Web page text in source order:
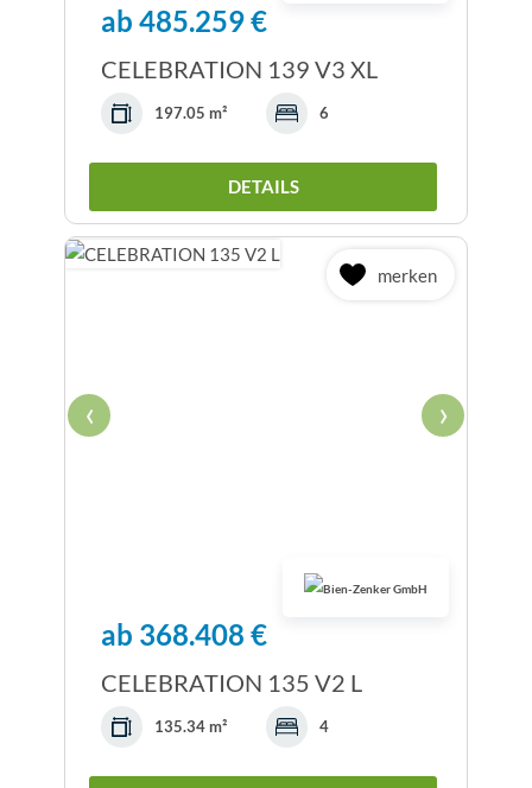
ab 485.259 €
CELEBRATION 139 V3 XL
197.05 m² 6
DETAILS
merken
‹ ›
ab 368.408 €
CELEBRATION 135 V2 L
135.34 m² 4